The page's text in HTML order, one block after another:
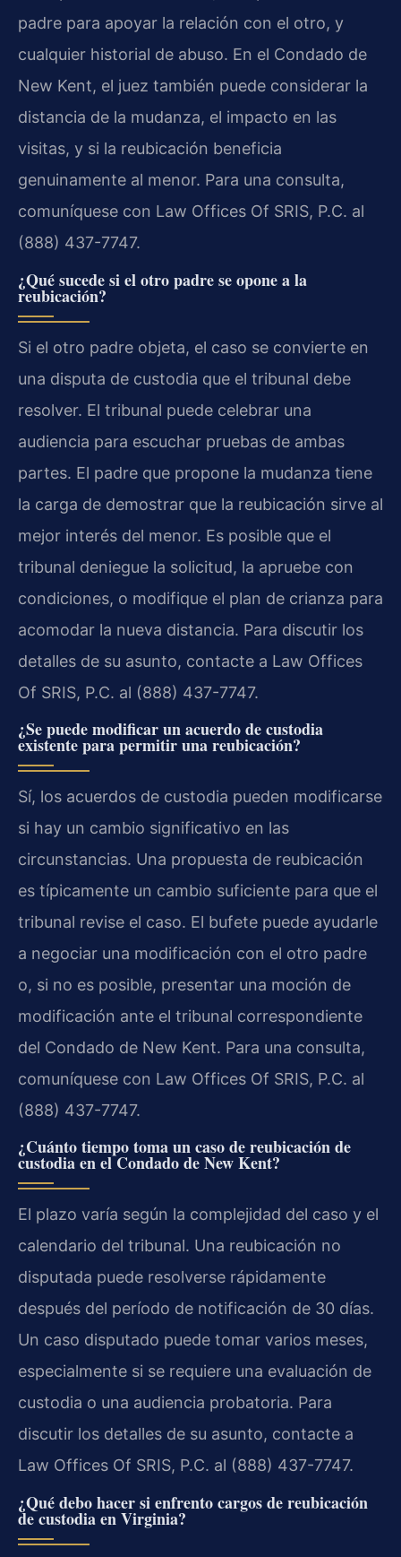
padre para apoyar la relación con el otro, y
cualquier historial de abuso. En el Condado de
New Kent, el juez también puede considerar la
distancia de la mudanza, el impacto en las
visitas, y si la reubicación beneficia
genuinamente al menor. Para una consulta,
comuníquese con Law Offices Of SRIS, P.C. al
(888) 437-7747.
¿Qué sucede si el otro padre se opone a la
reubicación?
Si el otro padre objeta, el caso se convierte en
una disputa de custodia que el tribunal debe
resolver. El tribunal puede celebrar una
audiencia para escuchar pruebas de ambas
partes. El padre que propone la mudanza tiene
la carga de demostrar que la reubicación sirve al
mejor interés del menor. Es posible que el
tribunal deniegue la solicitud, la apruebe con
condiciones, o modifique el plan de crianza para
acomodar la nueva distancia. Para discutir los
detalles de su asunto, contacte a Law Offices
Of SRIS, P.C. al (888) 437-7747.
¿Se puede modificar un acuerdo de custodia
existente para permitir una reubicación?
Sí, los acuerdos de custodia pueden modificarse
si hay un cambio significativo en las
circunstancias. Una propuesta de reubicación
es típicamente un cambio suficiente para que el
tribunal revise el caso. El bufete puede ayudarle
a negociar una modificación con el otro padre
o, si no es posible, presentar una moción de
modificación ante el tribunal correspondiente
del Condado de New Kent. Para una consulta,
comuníquese con Law Offices Of SRIS, P.C. al
(888) 437-7747.
¿Cuánto tiempo toma un caso de reubicación de
custodia en el Condado de New Kent?
El plazo varía según la complejidad del caso y el
calendario del tribunal. Una reubicación no
disputada puede resolverse rápidamente
después del período de notificación de 30 días.
Un caso disputado puede tomar varios meses,
especialmente si se requiere una evaluación de
custodia o una audiencia probatoria. Para
discutir los detalles de su asunto, contacte a
Law Offices Of SRIS, P.C. al (888) 437-7747.
¿Qué debo hacer si enfrento cargos de reubicación
de custodia en Virginia?